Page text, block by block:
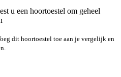
u een hoortoestel om geheel
dit hoortoestel toe aan je vergelijk en